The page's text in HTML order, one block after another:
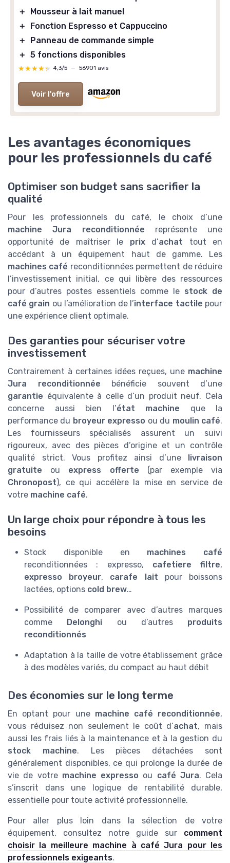
＋
Mousseur à lait manuel
＋
Fonction Espresso et Cappuccino
＋
Panneau de commande simple
＋ 5 fonctions disponibles
★★★★★
★★★★★ 4,3/5 — 56901 avis
Voir l'offre
Les avantages économiques
pour les professionnels du café
Optimiser son budget sans sacrifier la
qualité
Pour les professionnels du café, le choix d’une
machine Jura reconditionnée représente une
opportunité de maîtriser le prixd’achat tout en
accédant à un équipement haut de gamme. Les
machines café reconditionnées permettent de réduire
l’investissement initial, ce qui libère des ressources
pour d’autres postes essentiels comme le stock de
café grain ou l’amélioration de l’interface tactile pour
une expérience client optimale.
Des garanties pour sécuriser votre
investissement
Contrairement à certaines idées reçues, une machine
Jura reconditionnée bénéficie souvent d’une
garantie équivalente à celle d’un produit neuf. Cela
concerne aussi bien l’état machine que la
performance du broyeur expresso ou du moulin café.
Les fournisseurs spécialisés assurent un suivi
rigoureux, avec des pièces d’origine et un contrôle
qualité strict. Vous profitez ainsi d’une livraison
gratuite ou express offerte (par exemple via
Chronopost), ce qui accélère la mise en service de
votre machine café.
Un large choix pour répondre à tous les
besoins
Stock disponible en machines café
reconditionnées : expresso, cafetiere filtre,
expresso broyeur, carafe lait pour boissons
lactées, options cold brew…
Possibilité de comparer avec d’autres marques
comme
Delonghi ou d’autres produits
reconditionnés
Adaptation à la taille de votre établissement grâce
à des modèles variés, du compact au haut débit
Des économies sur le long terme
En optant pour une machine café reconditionnée,
vous réduisez non seulement le coût d’achat, mais
aussi les frais liés à la maintenance et à la gestion du
stock machine. Les pièces détachées sont
généralement disponibles, ce qui prolonge la durée de
vie de votre machine expresso ou café Jura. Cela
s’inscrit dans une logique de rentabilité durable,
essentielle pour toute activité professionnelle.
Pour aller plus loin dans la sélection de votre
équipement, consultez notre guide sur comment
choisir la meilleure machine à café Jura pour les
professionnels exigeants.